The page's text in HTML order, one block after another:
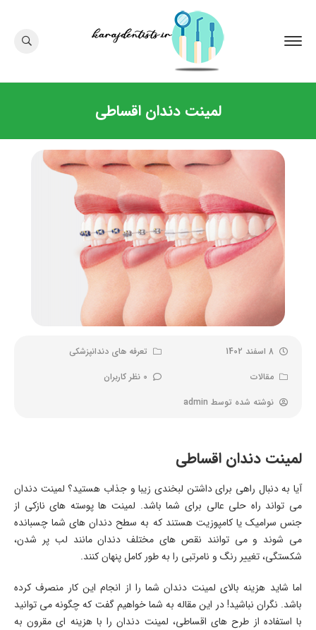
لمینت دندان اقساطی
8 اسفند 1402
تعرفه های دندانپزشکی
مقالات
0 نظر کاربران
نوشته شده توسط admin
لمینت دندان اقساطی
آیا به دنبال راهی برای داشتن لبخندی زیبا و جذاب هستید؟ لمینت دندان
می تواند راه حلی عالی برای شما باشد. لمینت ها پوسته های نازکی از
جنس سرامیک یا کامپوزیت هستند که به سطح دندان های شما چسبانده
می شوند و می توانند نقص های مختلف دندان مانند لب پر شدن،
شکستگی، تغییر رنگ و نامرتبی را به طور کامل پنهان کنند.
اما شاید هزینه بالای لمینت دندان شما را از انجام این کار منصرف کرده
باشد. نگران نباشید! در این مقاله به شما خواهیم گفت که چگونه می توانید
با استفاده از طرح های اقساطی، لمینت دندان را با هزینه ای مقرون به